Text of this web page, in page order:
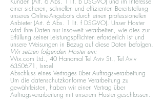
einer sicheren, schnellen und effizienten Bereitstellung
unseres Online-Angebots durch einen professionellen
Anbieter (Art. 6 Abs. 1 lit. f DSGVO). Unser Hoster
wird Ihre Daten nur insoweit verarbeiten, wie dies zur
Erfüllung seiner Leistungspflichten erforderlich ist und
unsere Weisungen in Bezug auf diese Daten befolgen.
Wir setzen folgenden Hoster ein:
Wix.com Ltd., 40 Hanamal Tel Aviv St., Tel Aviv
6350671, Israel
Abschluss eines Vertrages über Auftragsverarbeitung
Um die datenschutzkonforme Verarbeitung zu
gewährleisten, haben wir einen Vertrag über
Auftragsverarbeitung mit unserem Hoster geschlossen.